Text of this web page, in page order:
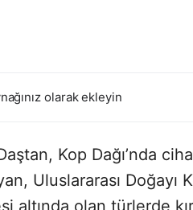
olarak ekleyin
Kop Dağı’nda
Uluslararası Doğayı
olan türlerde